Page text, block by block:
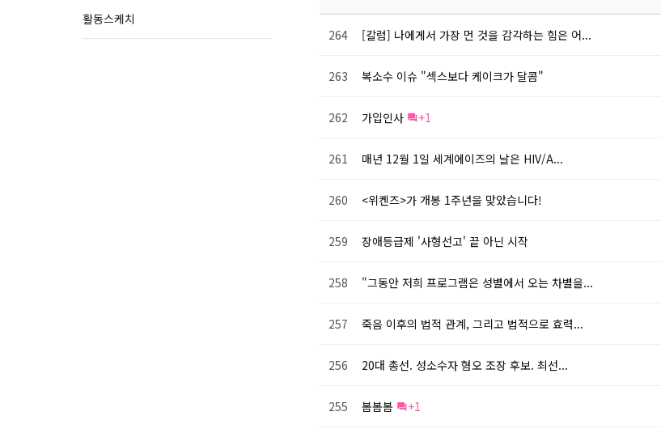
활동스케치
264 [칼럼] 나에게서 가장 먼 것을 감각하는 힘은 어...
263 복소수 이슈 "섹스보다 케이크가 달콤"
262 가입인사 +1
261 매년 12월 1일 세계에이즈의 날은 HIV/A...
260 <위켄즈>가 개봉 1주년을 맞았습니다!
259 장애등급제 '사형선고' 끝 아닌 시작
258 "그동안 저희 프로그램은 성별에서 오는 차별을...
257 죽음 이후의 법적 관계, 그리고 법적으로 효력...
256 20대 총선. 성소수자 혐오 조장 후보. 최선...
255 봄봄봄 +1